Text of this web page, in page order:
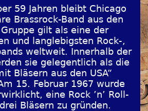
59 Jahren bleibt Chicago
Brassrock-Band aus den
Gruppe gilt als eine der
und langlebigsten Rock-,
weltweit. Innerhalb der
sie gelegentlich als die
Bläsern aus den USA“
15. Februar 1967 wurde
eine Rock ’n’ Roll-
Bläsern zu gründen.